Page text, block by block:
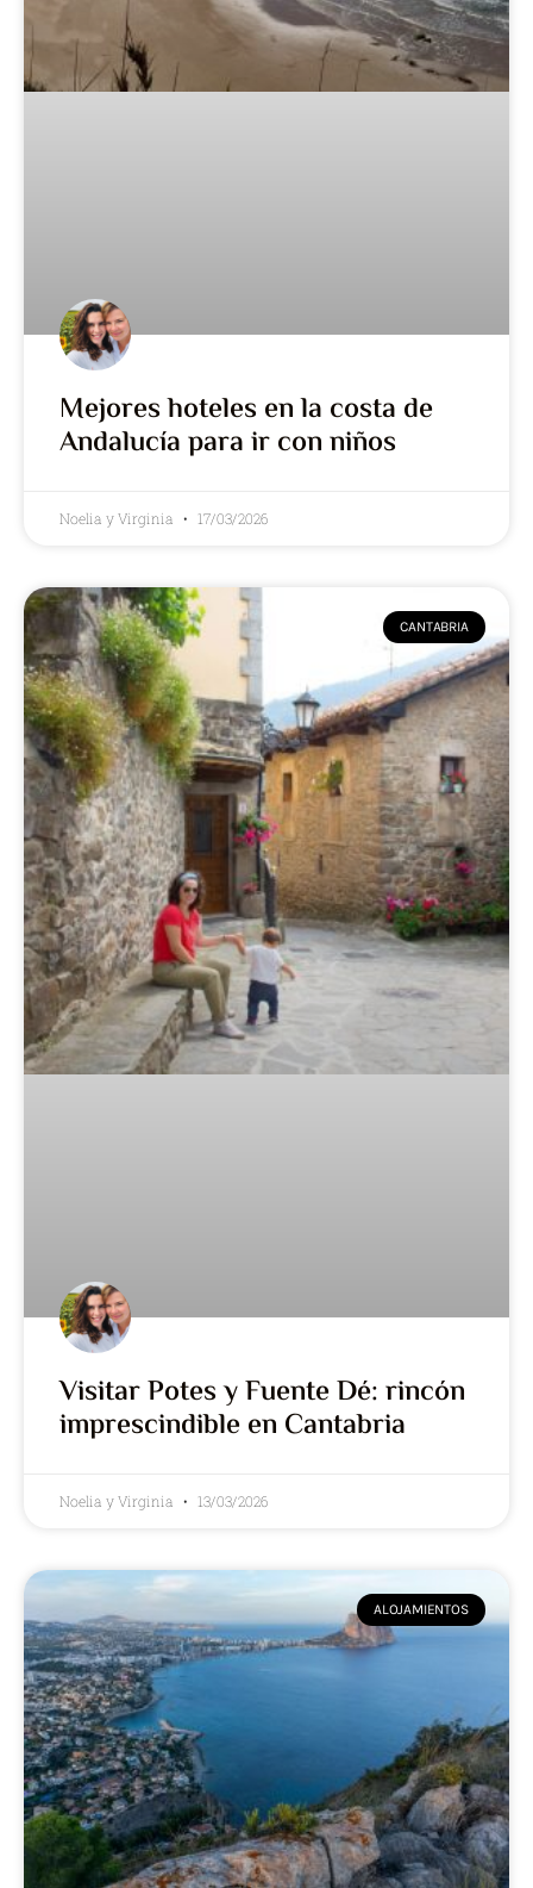
Mejores hoteles en la costa de
Andalucía para ir con niños
Noelia y Virginia 17/03/2026
CANTABRIA
Visitar Potes y Fuente Dé: rincón
imprescindible en Cantabria
Noelia y Virginia 13/03/2026
ALOJAMIENTOS